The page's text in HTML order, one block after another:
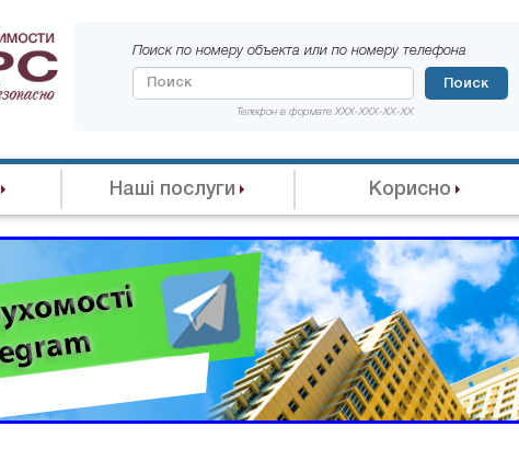
Поиск по номеру объекта или по номеру телефона
Телефон в формате XXX-XXX-XX-XX
Поиск
Наші послуги Корисно